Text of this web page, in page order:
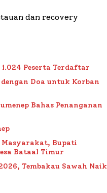
dan recovery
Peserta Terdaftar
Doa untuk Korban
Bahas Penanganan
Bupati
Bataal Timur
Tembakau Sawah Naik